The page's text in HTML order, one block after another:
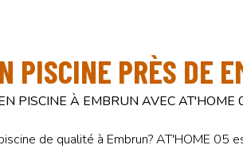
PISCINE PRÈS DE
PISCINE À EMBRUN AVEC AT'HOME
de qualité à Embrun? AT'HOME 05